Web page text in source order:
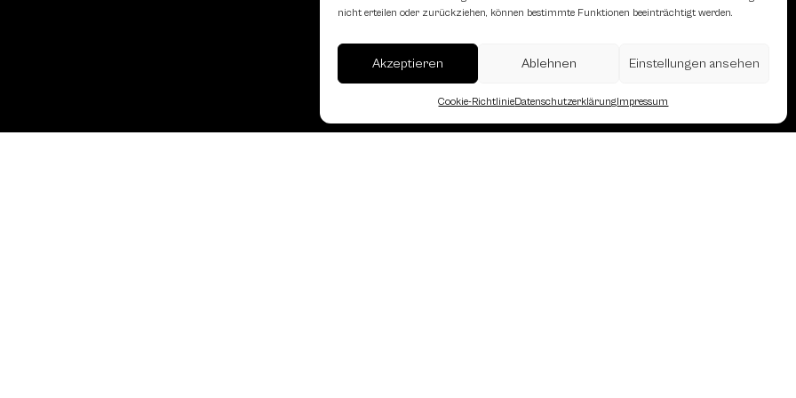
nicht erteilen oder zurückziehen, können bestimmte Funktionen beeinträchtigt werden.
Akzeptieren Ablehnen Einstellungen ansehen
Cookie-RichtlinieDatenschutzerklärungImpressum